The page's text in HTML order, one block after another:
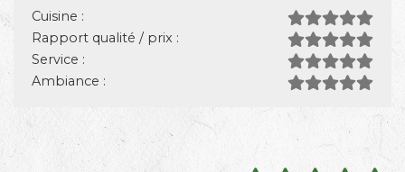
Cuisine :
Rapport qualité / prix :
Service :
Ambiance :